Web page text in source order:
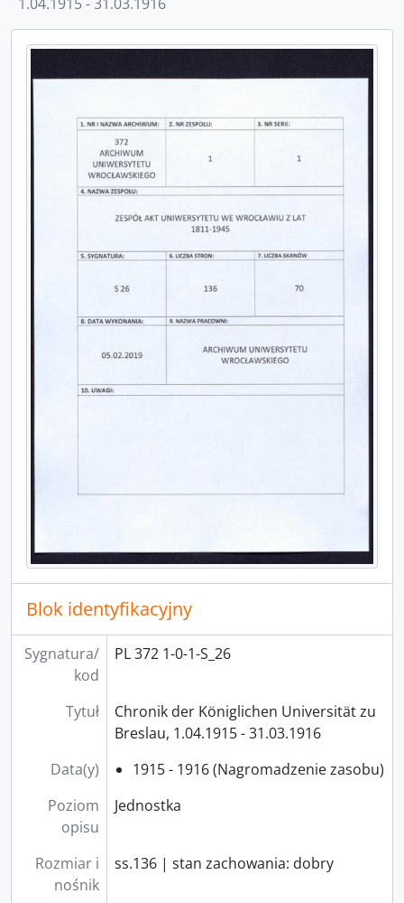
[Jednostka] S_34 - Tagebuch, Beurlaubungen, 5.02.1895 - 16.01.1936
[Jednostka] S_36 - Tagebuch, Auszeichnungen durch ausländische Orden, 1898/99 - 1918/19
[Jednostka] S_38 - Tagebuch, Sonstige Veränderungen beim Lehrkörper, 16.03.1895 - 3.03.1937
[Jednostka] S_39 - Tagebuch, Beamte der akademischen Verwaltung, 1.04.1895 - 1.04.1909
[Jednostka] S_40 - Tagebuch, Beamte und Instituts-Assistenten, 1.11.1894 - 31.03.1901
[Jednostka] S_41 - Tagebuch, Stipendien und Stiftungen, 20.10.1894 - 1911
[Jednostka] S_42 - Tagebuch, Ministerial-Erlaße und Kuratorial-Schreiben, 4.01.1895 - 7.07.1930
[Jednostka] S_43 - Tagebuch, Senats-Beschlüße, 10.11.1894 - 11.05.1934
[Jednostka] S_44 - Tagebuch, Universitäts-Ereigniße, 1894 - 1910
[Jednostka] S_45 - Tagebuch, Verbindungen und Vereine, 16.11.1894 - 24.07.1922
[Jednostka] S_47 - Tagebuch, Diplom-Erneuerungen, 30.01.1895 - 25.07.1906
[Seria] 2 - Akta Wydziału Teologii Ewangelickiej
[Seria] 3 - Akta Wydziału Teologii Katolickiej
[Seria] 4 - Akta Wydziału Prawa
Blok identyfikacyjny
Sygnatura/
kod
PL 372 1-0-1-S_26
Tytuł
Chronik der Königlichen Universität zu
Breslau, 1.04.1915 - 31.03.1916
Data(y)
1915 - 1916 (Nagromadzenie zasobu)
Poziom
opisu
Jednostka
Rozmiar i
nośnik
ss.136 | stan zachowania: dobry